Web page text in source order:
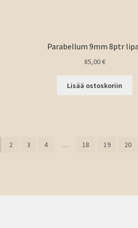
Parabellum 9mm 8ptr
85,00€
Lisää ostoskoriin
2 3 4 … 18 19 20